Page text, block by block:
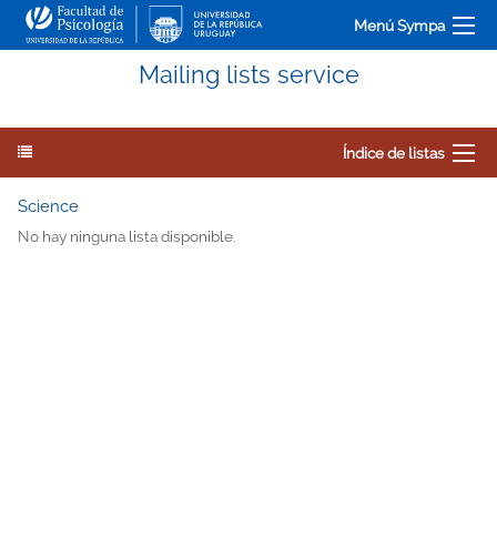
Menú Sympa
Mailing lists service
Índice de listas
Science
No hay ninguna lista disponible.